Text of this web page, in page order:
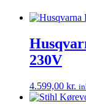
230V
4.599,00 kr.